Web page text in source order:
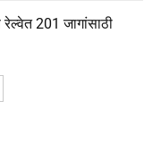
201 जागांसाठी